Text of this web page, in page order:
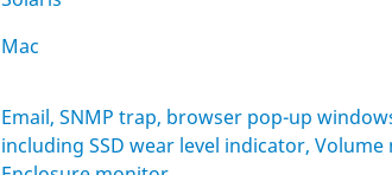
Mac
Email, SNMP trap, browser pop-up
including SSD wear level indicator,